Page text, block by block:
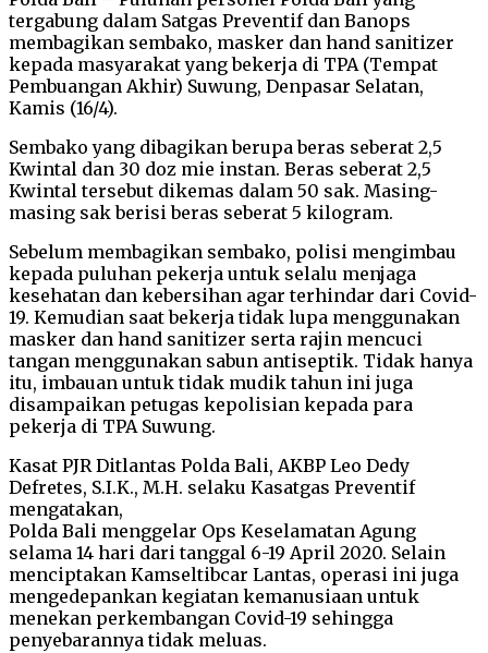
tergabung dalam Satgas Preventif dan Banops
membagikan sembako, masker dan hand sanitizer
kepada masyarakat yang bekerja di TPA (Tempat
Pembuangan Akhir) Suwung, Denpasar Selatan,
Kamis (16/4).
Sembako yang dibagikan berupa beras seberat 2,5
Kwintal dan 30 doz mie instan. Beras seberat 2,5
Kwintal tersebut dikemas dalam 50 sak. Masing-
masing sak berisi beras seberat 5 kilogram.
Sebelum membagikan sembako, polisi mengimbau
kepada puluhan pekerja untuk selalu menjaga
kesehatan dan kebersihan agar terhindar dari Covid-
19. Kemudian saat bekerja tidak lupa menggunakan
masker dan hand sanitizer serta rajin mencuci
tangan menggunakan sabun antiseptik. Tidak hanya
itu, imbauan untuk tidak mudik tahun ini juga
disampaikan petugas kepolisian kepada para
pekerja di TPA Suwung.
Kasat PJR Ditlantas Polda Bali, AKBP Leo Dedy
Defretes, S.I.K., M.H. selaku Kasatgas Preventif
mengatakan,
Polda Bali menggelar Ops Keselamatan Agung
selama 14 hari dari tanggal 6-19 April 2020. Selain
menciptakan Kamseltibcar Lantas, operasi ini juga
mengedepankan kegiatan kemanusiaan untuk
menekan perkembangan Covid-19 sehingga
penyebarannya tidak meluas.